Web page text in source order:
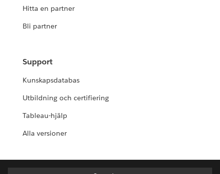
Hitta en partner
Bli partner
Support
Kunskapsdatabas
Utbildning och certifiering
Tableau-hjälp
Alla versioner